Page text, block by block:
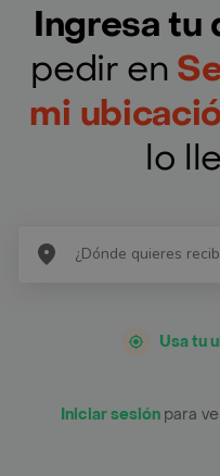
Ingresa tu
pedir en
mi
lo
Usa tu
Iniciar sesión para